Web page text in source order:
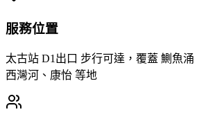
服務位置
太古站 D1出口 步行可達，覆蓋 鰂魚涌
西灣河、康怡 等地